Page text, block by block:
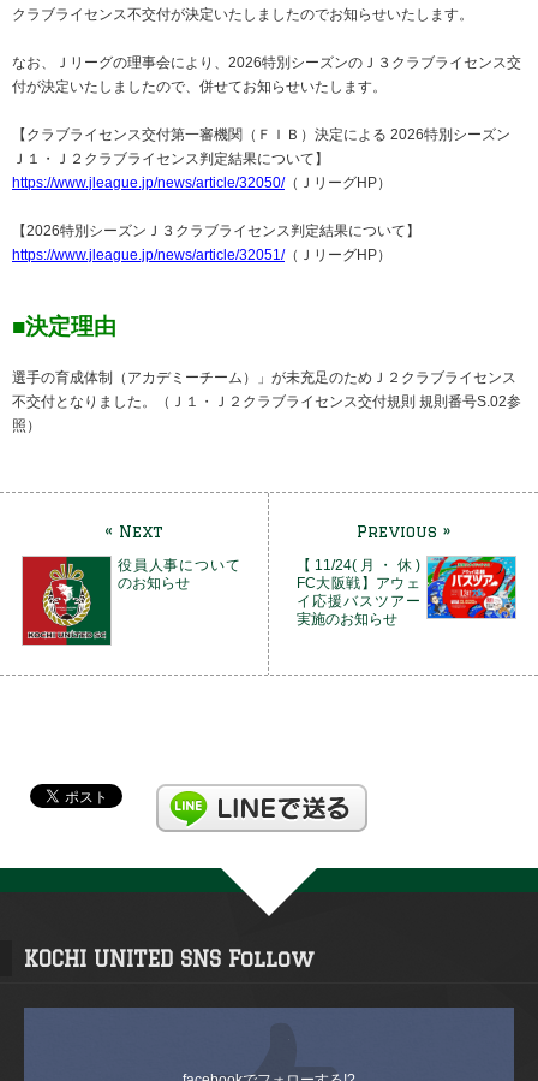
クラブライセンス不交付が決定いたしましたのでお知らせいたします。
なお、Ｊリーグの理事会により、2026特別シーズンのＪ３クラブライセンス交
付が決定いたしましたので、併せてお知らせいたします。
【クラブライセンス交付第一審機関（ＦＩＢ）決定による 2026特別シーズン
Ｊ１・Ｊ２クラブライセンス判定結果について】
https://www.jleague.jp/news/article/32050/（ＪリーグHP）
【2026特別シーズンＪ３クラブライセンス判定結果について】
https://www.jleague.jp/news/article/32051/（ＪリーグHP）
■決定理由
選手の育成体制（アカデミーチーム）」が未充足のためＪ２クラブライセンス
不交付となりました。（Ｊ１・Ｊ２クラブライセンス交付規則 規則番号S.02参
照）
« Next
役員人事について
のお知らせ
Previous »
【11/24(月・休)
FC大阪戦】アウェ
イ応援バスツアー
実施のお知らせ
KOCHI UNITED SNS Follow